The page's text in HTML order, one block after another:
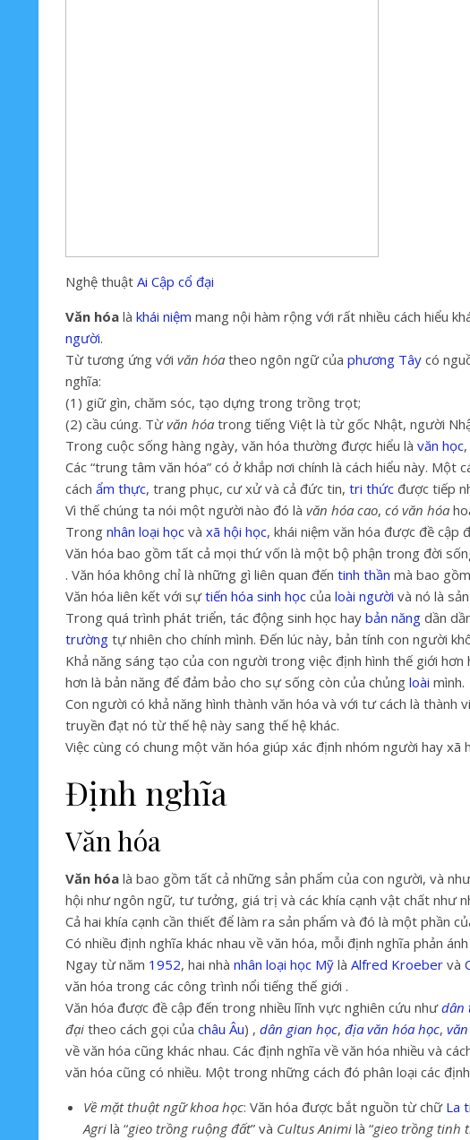
Nghệ thuật Ai Cập cổ đại
Văn hóa là khái niệm mang nội hàm rộng với rất nhiều cách hiểu
người.
Từ tương ứng với văn hóa theo ngôn ngữ của phương Tây có
nghĩa:
(1) giữ gìn, chăm sóc, tạo dựng trong trồng trọt;
(2) cầu cúng. Từvăn hóa trong tiếng Việt là từ gốc Nhật, người
Trong cuộc sống hàng ngày, văn hóa thường được hiểu là văn học,
Các “trung tâm văn hóa” có ở khắp nơi chính là cách hiểu này. Một
cách ẩm thực, trang phục, cư xử và cả đức tin, tri thức được tiếp
Vì thế chúng ta nói một người nào đó là văn hóa cao, có văn hóa
Trong nhân loại học và xã hội học, khái niệm văn hóa được đề
Văn hóa bao gồm tất cả mọi thứ vốn là một bộ phận trong đời
. Văn hóa không chỉ là những gì liên quan đến tinh thần mà bao
Văn hóa liên kết với sựtiến hóa sinh học của loài người và nó là
Trong quá trình phát triển, tác động sinh học hay bản năng dần
trường tự nhiên cho chính mình. Đến lúc này, bản tính con người
Khả năng sáng tạo của con người trong việc định hình thế giới hơn
hơn là bản năng để đảm bảo cho sự sống còn của chủng loài mình.
Con người có khả năng hình thành văn hóa và với tư cách là thành
truyền đạt nó từ thế hệ này sang thế hệ khác.
Việc cùng có chung một văn hóa giúp xác định nhóm người hay xã
Định nghĩa
Văn hóa
Văn hóa là bao gồm tất cả những sản phẩm của con người, và
hội như ngôn ngữ, tư tưởng, giá trị và các khía cạnh vật chất như
Cả hai khía cạnh cần thiết để làm ra sản phẩm và đó là một phần
Có nhiều định nghĩa khác nhau về văn hóa, mỗi định nghĩa phản
Ngay từ năm 1952, hai nhà nhân loại học Mỹ là Alfred Kroeber và
văn hóa trong các công trình nổi tiếng thế giới .
Văn hóa được đề cập đến trong nhiều lĩnh vực nghiên cứu nhưdân
đại theo cách gọi của châu Âu) , dân gian học, địa văn hóa học,
về văn hóa cũng khác nhau. Các định nghĩa về văn hóa nhiều và
văn hóa cũng có nhiều. Một trong những cách đó phân loại các
Về mặt thuật ngữ khoa học: Văn hóa được bắt nguồn từ chữ La
Agri là “gieo trồng ruộng đất” và Cultus Animi là “gieo trồng tinh